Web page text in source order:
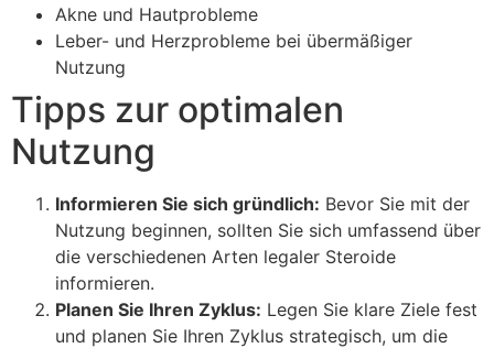
Akne und Hautprobleme
Leber- und Herzprobleme bei übermäßiger
Nutzung
Tipps zur optimalen
Nutzung
Informieren Sie sich gründlich: Bevor Sie mit der
Nutzung beginnen, sollten Sie sich umfassend über
die verschiedenen Arten legaler Steroide
informieren.
Planen Sie Ihren Zyklus: Legen Sie klare Ziele fest
und planen Sie Ihren Zyklus strategisch, um die